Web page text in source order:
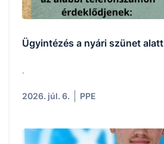
Ügyintézés a nyári szünet alatt
.
2026. júl. 6. PPE